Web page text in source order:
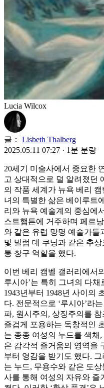
Lucia Wilcox
글：
Lisbeth Thalberg
2025.05.11 07:27 · 1분 분량
20세기 미술사에서 중요한
고 상대적으로 덜 알려졌던
의 작품 세계가 뉴욕 베리
녀의 특별한 삶은 베이루트
리와 뉴욕 예술계의 중심에
스트햄튼에 거주하며 페르
와 같은 유럽 망명 예술가들
및 빌럼 데 쿠닝과 같은 추
통 창구 역할을 했다.
이번 베리 캠벨 갤러리에서
루시아’는 특히 그녀의 다
1943년부터 1948년 사이의
다. 전문적으로 ‘루시아’라
파, 원시주의, 상징주의를
즐겁게 포용하는 독창적인
는 종종 여성의 누드를 색채
은 감각적 즐거움의 영역을
부터 영감을 받기도 했다.
는 누드, 무용수와 같은 도
사를 통해 여성의 자유와 즐